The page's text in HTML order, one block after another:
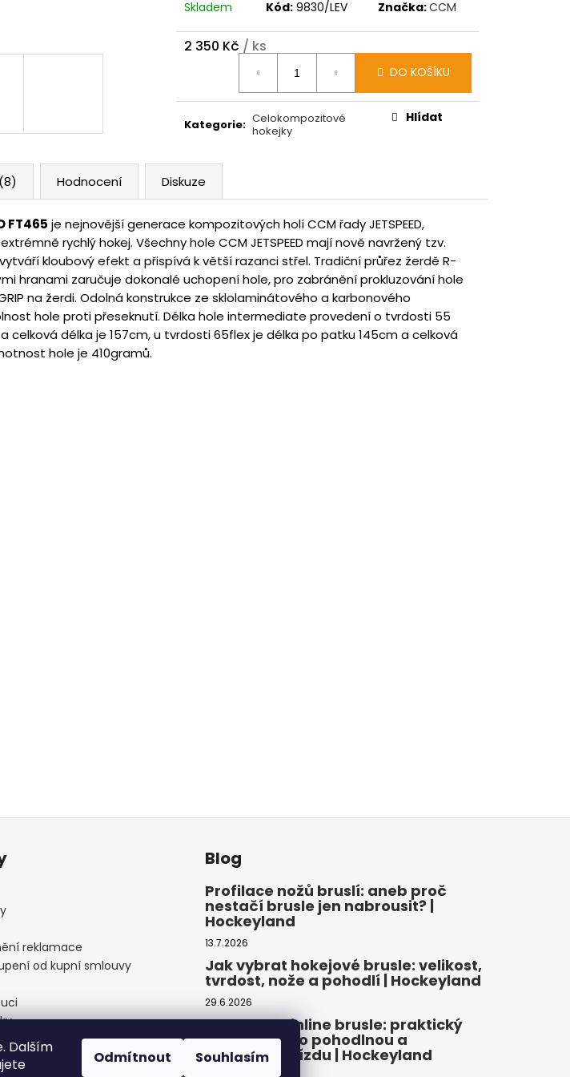
Dalším
Odmítnout Souhlasím
Skladem Kód: 9830/LEV Značka:CCM
2 350 Kč / ks
DO KOŠÍKU
Kategorie: Celokompozitové
hokejky
Hlídat
Hodnocení Diskuze
FT465 je nejnovější generace kompozitových holí CCM řady JETSPEED,
rychlý hokej. Všechny hole CCM JETSPEED mají nově navržený tzv.
kloubový efekt a přispívá k větší razanci střel. Tradiční průřez žerdě R-
hranami zaručuje dokonalé uchopení hole, pro zabránění prokluzování hole
na žerdi. Odolná konstrukce ze sklolaminátového a karbonového
hole proti přeseknutí. Délka hole intermediate provedení o tvrdosti 55
celková délka je 157cm, u tvrdosti 65flex je délka po patku 145cm a celková
hole je 410gramů.
reklamace
od kupní smlouvy
Blog
Profilace nožů bruslí: aneb proč
nestačí brusle jen nabrousit? |
Hockeyland
13.7.2026
Jak vybrat hokejové brusle: velikost,
tvrdost, nože a pohodlí | Hockeyland
29.6.2026
Jak vybrat inline brusle: praktický
průvodce pro pohodlnou a
bezpečnou jízdu | Hockeyland